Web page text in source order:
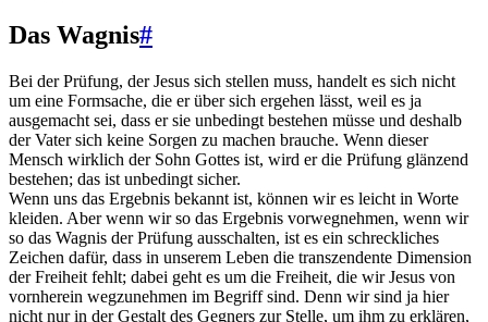
Das Wagnis#
Bei der Prüfung, der Jesus sich stellen muss, handelt es sich nicht
um eine Formsache, die er über sich ergehen lässt, weil es ja
ausgemacht sei, dass er sie unbedingt bestehen müsse und deshalb
der Vater sich keine Sorgen zu machen brauche. Wenn dieser
Mensch wirklich der Sohn Gottes ist, wird er die Prüfung glänzend
bestehen; das ist unbedingt sicher.
Wenn uns das Ergebnis bekannt ist, können wir es leicht in Worte
kleiden. Aber wenn wir so das Ergebnis vorwegnehmen, wenn wir
so das Wagnis der Prüfung ausschalten, ist es ein schreckliches
Zeichen dafür, dass in unserem Leben die transzendente Dimension
der Freiheit fehlt; dabei geht es um die Freiheit, die wir Jesus von
vornherein wegzunehmen im Begriff sind. Denn wir sind ja hier
nicht nur in der Gestalt des Gegners zur Stelle, um ihm zu erklären,